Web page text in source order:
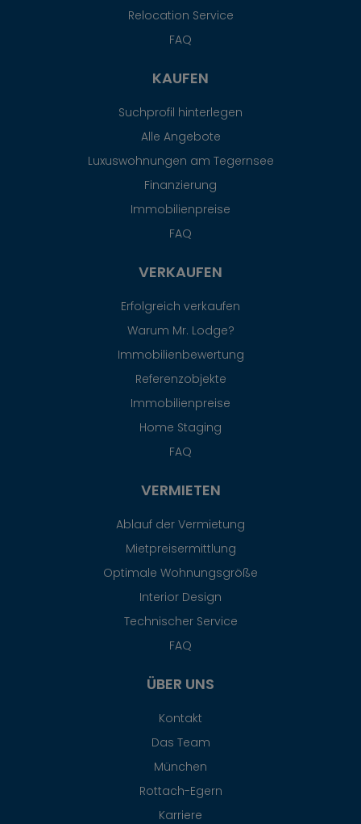
Relocation Service
FAQ
KAUFEN
Suchprofil hinterlegen
Alle Angebote
Luxuswohnungen am Tegernsee
Finanzierung
Immobilienpreise
FAQ
VERKAUFEN
Erfolgreich verkaufen
Warum Mr. Lodge?
Immobilienbewertung
Referenzobjekte
Immobilienpreise
Home Staging
FAQ
VERMIETEN
Ablauf der Vermietung
Mietpreisermittlung
Optimale Wohnungsgröße
Interior Design
Technischer Service
FAQ
ÜBER UNS
Kontakt
Das Team
München
Rottach-Egern
Karriere